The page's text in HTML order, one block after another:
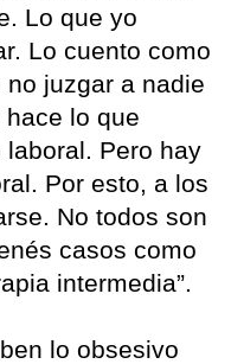
Lo que yo
Lo cuento como
no juzgar a nadie
lo que
Pero hay
Por esto, a los
No todos son
casos como
intermedia”.
lo obsesivo